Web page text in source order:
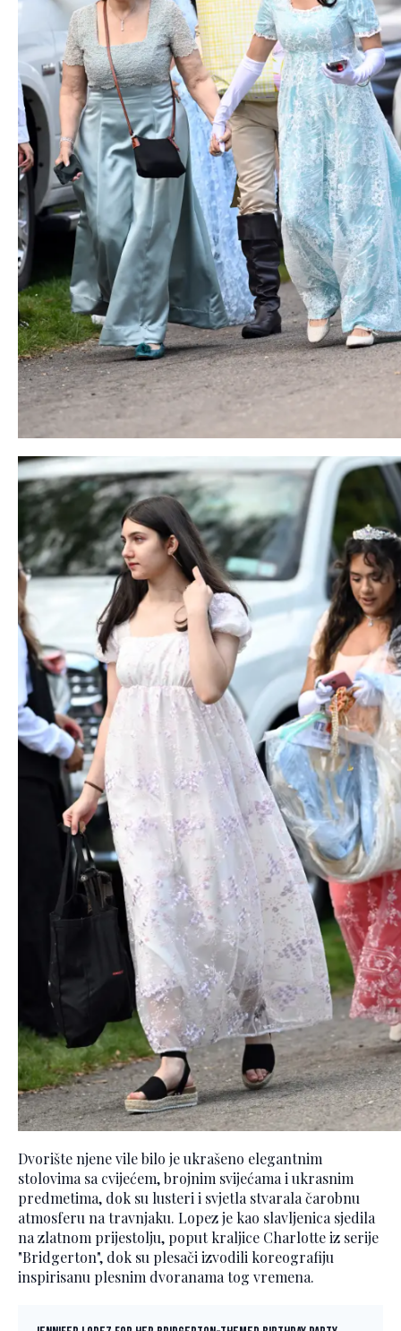
Dvorište njene vile bilo je ukrašeno elegantnim
stolovima sa cvijećem, brojnim svijećama i ukrasnim
predmetima, dok su lusteri i svjetla stvarala čarobnu
atmosferu na travnjaku. Lopez je kao slavljenica sjedila
na zlatnom prijestolju, poput kraljice Charlotte iz serije
"Bridgerton", dok su plesači izvodili koreografiju
inspirisanu plesnim dvoranama tog vremena.